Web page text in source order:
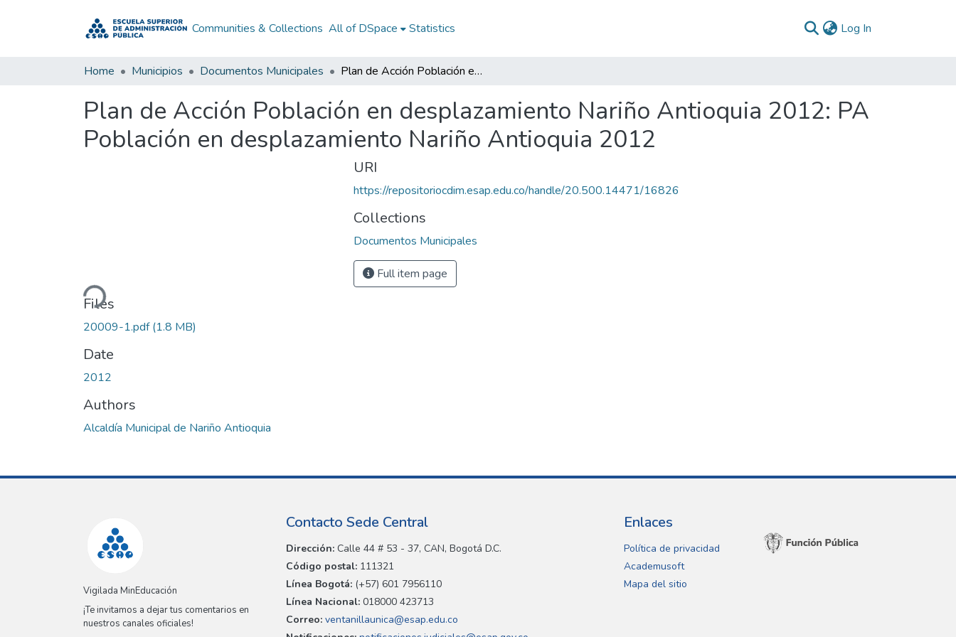
Communities & Collections All of DSpace Statistics Log In
Home Municipios Documentos Municipales Plan de Acción Población en desplazamiento Nariño Antioquia 2012: PA Población en desplazamiento Nariño Antioquia 2012
Plan de Acción Población en desplazamiento Nariño Antioquia 2012: PA
Población en desplazamiento Nariño Antioquia 2012
Loading...
Files
20009-1.pdf(1.8 MB)
Date
2012
Authors
Alcaldía Municipal de Nariño Antioquia
URI
https://repositoriocdim.esap.edu.co/handle/20.500.14471/16826
Collections
Documentos Municipales
Full item page
Vigilada MinEducación
¡Te invitamos a dejar tus comentarios en
nuestros canales oficiales!
Contacto Sede Central
Dirección: Calle 44 # 53 - 37, CAN, Bogotá D.C.
Código postal: 111321
Línea Bogotá: (+57) 601 7956110
Línea Nacional: 018000 423713
Correo: ventanillaunica@esap.edu.co
Enlaces
Política de privacidad
Academusoft
Mapa del sitio